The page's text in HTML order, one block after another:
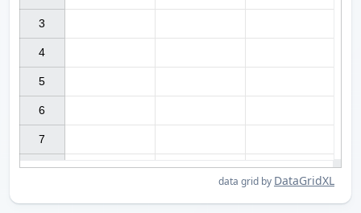
3
4
5
6
7
data grid by DataGridXL